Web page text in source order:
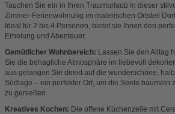
Tauchen Sie ein in Ihren Traumurlaub in dieser
Zimmer-Ferienwohnung im malerischen Ortsteil
Ideal für 2 bis 4 Personen, bietet sie Ihnen den
Erholung und Abenteuer.
Gemütlicher Wohnbereich: Lassen Sie den Alltag
Sie die behagliche Atmosphäre im liebevoll
aus gelangen Sie direkt auf die wunderschöne,
Südlage – ein perfekter Ort, um die Seele baumeln
zu genießen.
Kreatives Kochen: Die offene Küchenzeile mit